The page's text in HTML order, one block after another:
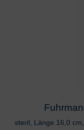
steril, Länge 16,0